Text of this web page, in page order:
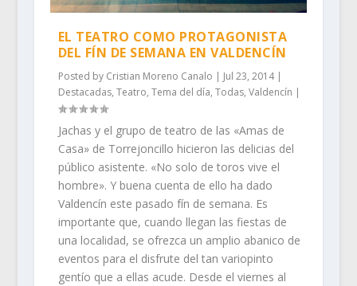
EL TEATRO COMO PROTAGONISTA
DEL FÍN DE SEMANA EN VALDENCÍN
Posted by Cristian Moreno Canalo | Jul 23, 2014|
Destacadas, Teatro, Tema del día, Todas, Valdencín |
Jachas y el grupo de teatro de las «Amas de
Casa» de Torrejoncillo hicieron las delicias del
público asistente. «No solo de toros vive el
hombre». Y buena cuenta de ello ha dado
Valdencín este pasado fín de semana. Es
importante que, cuando llegan las fiestas de
una localidad, se ofrezca un amplio abanico de
eventos para el disfrute del tan variopinto
gentío que a ellas acude. Desde el viernes al